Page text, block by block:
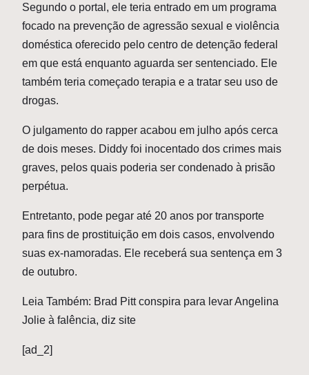
Segundo o portal, ele teria entrado em um programa
focado na prevenção de agressão sexual e violência
doméstica oferecido pelo centro de detenção federal
em que está enquanto aguarda ser sentenciado. Ele
também teria começado terapia e a tratar seu uso de
drogas.
O julgamento do rapper acabou em julho após cerca
de dois meses. Diddy foi inocentado dos crimes mais
graves, pelos quais poderia ser condenado à prisão
perpétua.
Entretanto, pode pegar até 20 anos por transporte
para fins de prostituição em dois casos, envolvendo
suas ex-namoradas. Ele receberá sua sentença em 3
de outubro.
Leia Também: Brad Pitt conspira para levar Angelina
Jolie à falência, diz site
[ad_2]